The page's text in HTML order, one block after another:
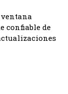
confiable de